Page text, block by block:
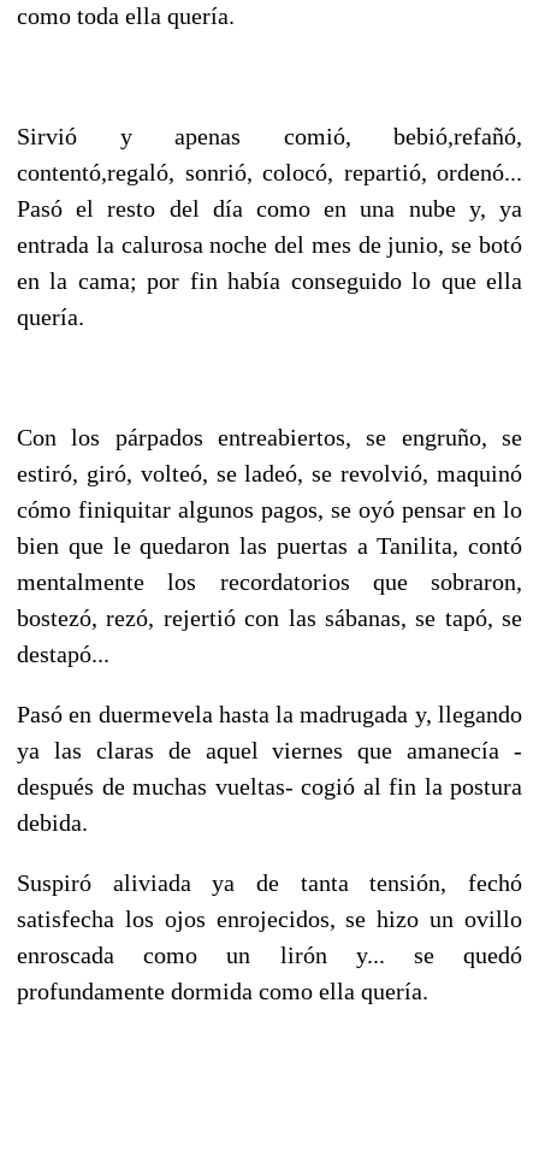
como toda ella quería.
Sirvió y apenas comió, bebió,refañó,
contentó,regaló, sonrió, colocó, repartió, ordenó...
Pasó el resto del día como en una nube y, ya
entrada la calurosa noche del mes de junio, se botó
en la cama; por fin había conseguido lo que ella
quería.
Con los párpados entreabiertos, se engruño, se
estiró, giró, volteó, se ladeó, se revolvió, maquinó
cómo finiquitar algunos pagos, se oyó pensar en lo
bien que le quedaron las puertas a Tanilita, contó
mentalmente los recordatorios que sobraron,
bostezó, rezó, rejertió con las sábanas, se tapó, se
destapó...
Pasó en duermevela hasta la madrugada y, llegando
ya las claras de aquel viernes que amanecía -
después de muchas vueltas- cogió al fin la postura
debida.
Suspiró aliviada ya de tanta tensión, fechó
satisfecha los ojos enrojecidos, se hizo un ovillo
enroscada como un lirón y... se quedó
profundamente dormida como ella quería.